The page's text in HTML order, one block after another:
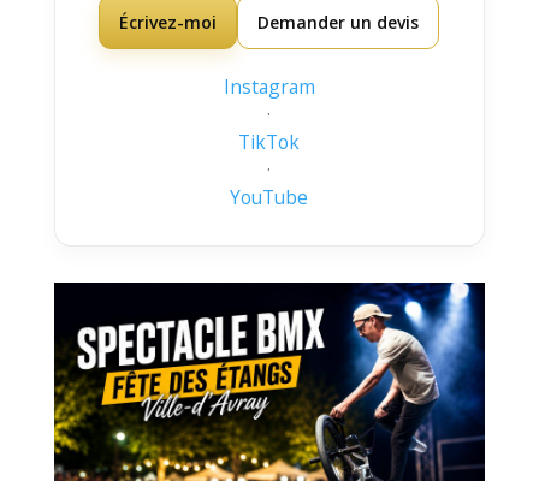
Écrivez-moi Demander un devis
Instagram
·
TikTok
·
YouTube